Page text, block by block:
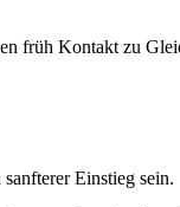
früh Kontakt zu
Einstieg sein.